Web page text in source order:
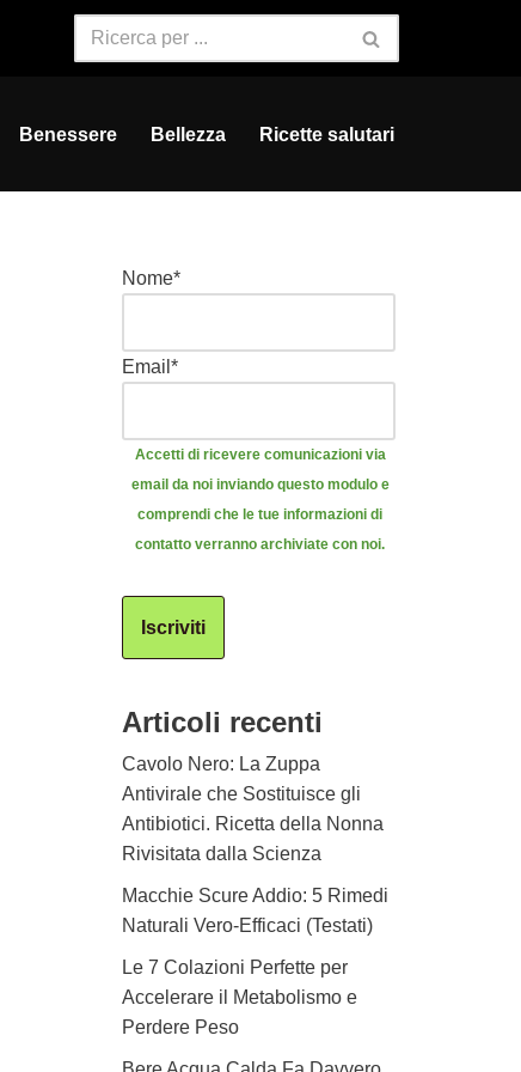
Benessere Bellezza Ricette salutari
Nome*
Email *
Accetti di ricevere comunicazioni via
email da noi inviando questo modulo e
comprendi che le tue informazioni di
contatto verranno archiviate con noi.
Iscriviti
Articoli recenti
Cavolo Nero: La Zuppa
Antivirale che Sostituisce gli
Antibiotici. Ricetta della Nonna
Rivisitata dalla Scienza
Macchie Scure Addio: 5 Rimedi
Naturali Vero-Efficaci (Testati)
Le 7 Colazioni Perfette per
Accelerare il Metabolismo e
Perdere Peso